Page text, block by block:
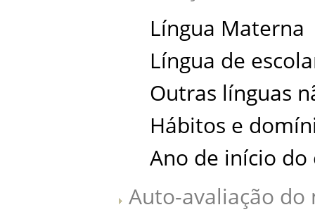
Língua Materna
Língua de
Outras línguas
Hábitos e
Ano de início
Auto-avaliação